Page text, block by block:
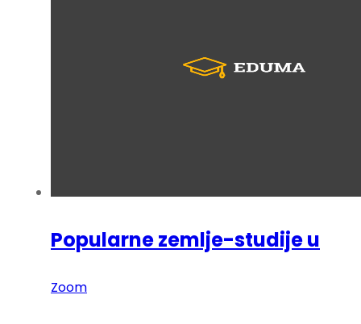
Popularne zemlje-studije u
Zoom